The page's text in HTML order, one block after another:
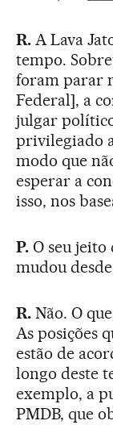
R.A Lava
tempo.
foram parar
Federal], a
julgar
privilegiado
modo que
esperar a
isso, nos
P.O seu jeito
mudou
R.Não. O
As posições
estão de
longo deste
exemplo, a
PMDB, que